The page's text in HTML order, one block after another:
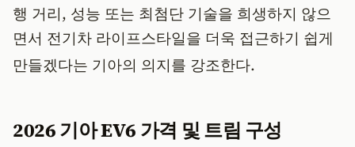
행 거리, 성능 또는 최첨단 기술을 희생하지 않으
면서 전기차 라이프스타일을 더욱 접근하기 쉽게
만들겠다는 기아의 의지를 강조한다.
2026 기아 EV6 가격 및 트림 구성